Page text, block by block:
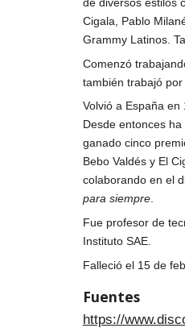
Cigala, Pablo
Grammy Latinos.
Comenzó
también trabajó
Volvió a España
Desde entonces
ganado cinco
Bebo Valdés y El
colaborando en el
para siempre.
Fue profesor de
Instituto SAE.
Falleció el 15 de
Fuentes
https://